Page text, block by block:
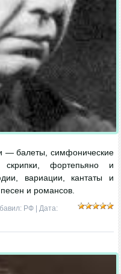
— балеты, симфонические
фортепьяно и
вариации, кантаты и
и романсов.
РФ | Дата: